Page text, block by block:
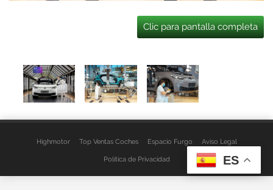
Clic para pantalla completa
Highmotor Top Ventas Coches Espacio Furgo Aviso Legal
Política de Privacidad ES